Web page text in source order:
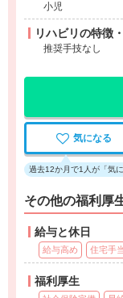
小児
リハビリの特徴
推奨手技なし
気になる
過去12か月で1人が「気
その他の福利厚
給与と休日
給与高め 住宅手
福利厚生